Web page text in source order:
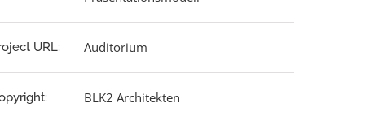
URL: Auditorium
BLK2 Architekten